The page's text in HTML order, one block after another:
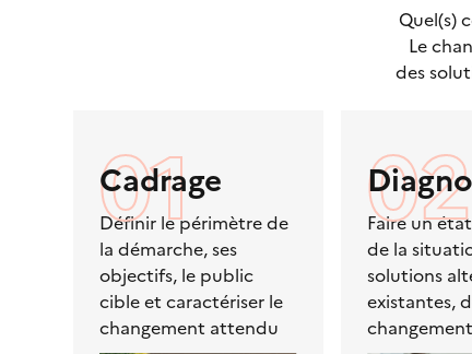
Quel(s)
Le
des
Cadrage
Définir le périmètre de
la démarche, ses
objectifs, le public
cible et caractériser le
changement attendu
01
Faire un
de la
solutions
existantes,
02